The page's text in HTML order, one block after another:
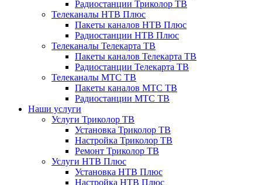
Радиостанции Триколор ТВ
Телеканалы НТВ Плюс
Пакеты каналов НТВ Плюс
Радиостанции НТВ Плюс
Телеканалы Телекарта ТВ
Пакеты каналов Телекарта ТВ
Радиостанции Телекарта ТВ
Телеканалы МТС ТВ
Пакеты каналов МТС ТВ
Радиостанции МТС ТВ
Наши услуги
Услуги Триколор ТВ
Установка Триколор ТВ
Настройка Триколор ТВ
Ремонт Триколор ТВ
Услуги НТВ Плюс
Установка НТВ Плюс
Настройка НТВ Плюс